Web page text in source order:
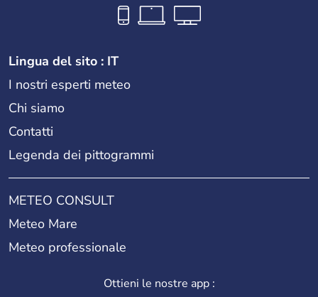
Lingua del sito : IT
I nostri esperti meteo
Chi siamo
Contatti
Legenda dei pittogrammi
METEO CONSULT
Meteo Mare
Meteo professionale
Ottieni le nostre app :